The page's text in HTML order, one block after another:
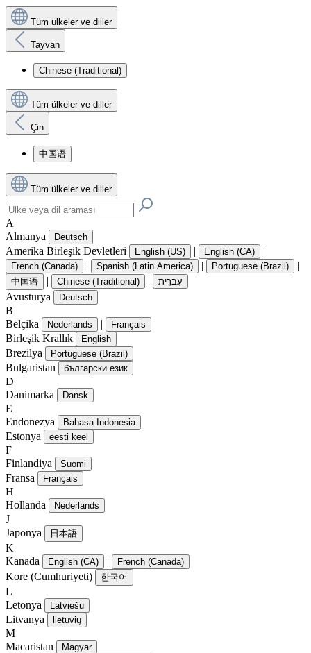
Tüm ülkeler ve diller
Tayvan
Chinese (Traditional)
Tüm ülkeler ve diller
Çin
中国语
Tüm ülkeler ve diller
A
Almanya
Deutsch
Amerika Birleşik Devletleri English (US) | English (CA) |
French (Canada) | Spanish (Latin America) | Portuguese (Brazil) |
中国语 | Chinese (Traditional) | עִברִית
Avusturya Deutsch
B
Belçika
Nederlands | Français
Birleşik Krallık English
Brezilya Portuguese (Brazil)
Bulgaristan български език
D
Danimarka
Dansk
E
Endonezya
Bahasa Indonesia
Estonya eesti keel
F
Finlandiya
Suomi
Fransa Français
H
Hollanda
Nederlands
J
Japonya
日本語
K
Kanada
English (CA) | French (Canada)
Kore (Cumhuriyeti) 한국어
L
Letonya
Latviešu
Litvanya lietuvių
M
Macaristan
Magyar